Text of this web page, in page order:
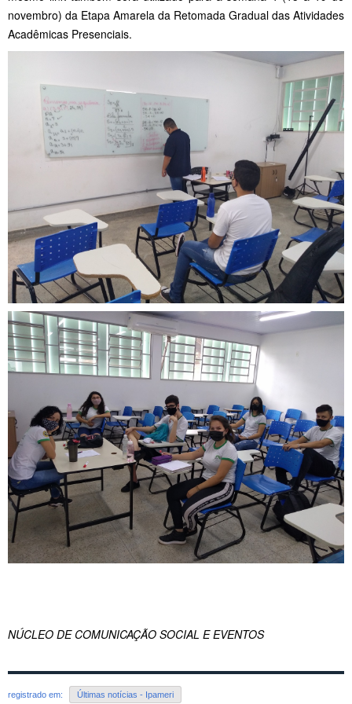
novembro) da Etapa Amarela da Retomada Gradual das Atividades
Acadêmicas Presenciais.
NÚCLEO DE COMUNICAÇÃO SOCIAL E EVENTOS
registrado em: Últimas notícias - Ipameri